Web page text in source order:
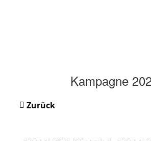
Kampagne
Zurück